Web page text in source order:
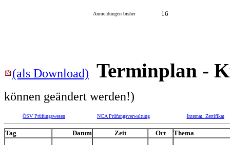
Anmeldungen bisher 16
(als Download) Terminplan -
können geändert werden!)
ÖSV Prüfungswesen NCA Prüfungsverwaltung Internat. Zertifikat
Tag Datum Zeit Ort Thema